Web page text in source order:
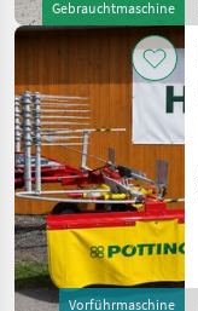
Gebrauchtmaschine
Vorführmaschine